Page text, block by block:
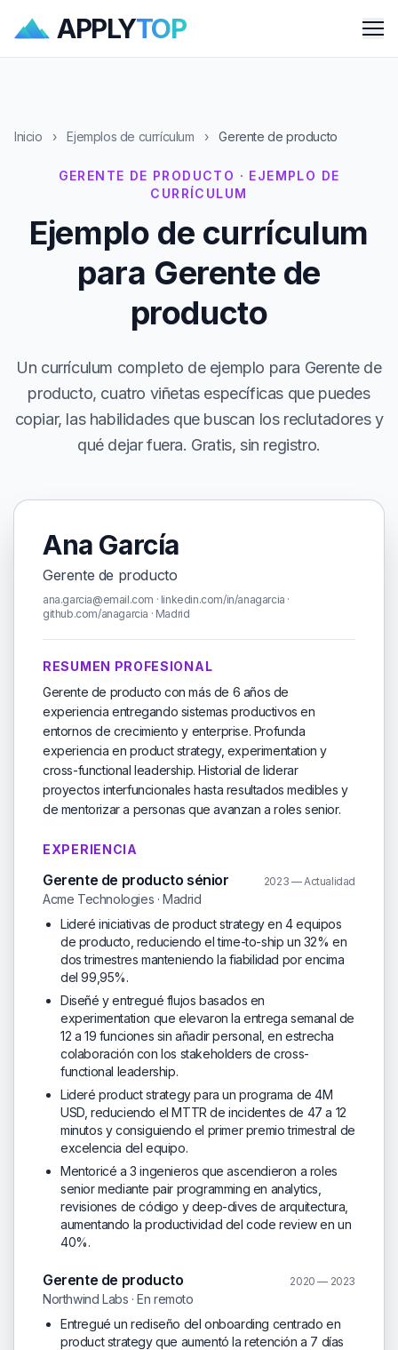
APPLYTOP
Inicio › Ejemplos de currículum › Gerente de producto
GERENTE DE PRODUCTO · EJEMPLO DE
CURRÍCULUM
Ejemplo de currículum
para Gerente de
producto
Un currículum completo de ejemplo para Gerente de
producto, cuatro viñetas específicas que puedes
copiar, las habilidades que buscan los reclutadores y
qué dejar fuera. Gratis, sin registro.
Ana García
Gerente de producto
ana.garcia@email.com · linkedin.com/in/anagarcia ·
github.com/anagarcia · Madrid
RESUMEN PROFESIONAL
Gerente de producto con más de 6 años de
experiencia entregando sistemas productivos en
entornos de crecimiento y enterprise. Profunda
experiencia en product strategy, experimentation y
cross-functional leadership. Historial de liderar
proyectos interfuncionales hasta resultados medibles y
de mentorizar a personas que avanzan a roles senior.
EXPERIENCIA
Gerente de producto sénior 2023 — Actualidad
Acme Technologies · Madrid
Lideré iniciativas de product strategy en 4 equipos
de producto, reduciendo el time-to-ship un 32% en
dos trimestres manteniendo la fiabilidad por encima
del 99,95%.
Diseñé y entregué flujos basados en
experimentation que elevaron la entrega semanal de
12 a 19 funciones sin añadir personal, en estrecha
colaboración con los stakeholders de cross-
functional leadership.
Lideré product strategy para un programa de 4M
USD, reduciendo el MTTR de incidentes de 47 a 12
minutos y consiguiendo el primer premio trimestral de
excelencia del equipo.
Mentoricé a 3 ingenieros que ascendieron a roles
senior mediante pair programming en analytics,
revisiones de código y deep-dives de arquitectura,
aumentando la productividad del code review en un
40%.
Gerente de producto 2020 — 2023
Northwind Labs · En remoto
Entregué un rediseño del onboarding centrado en
product strategy que aumentó la retención a 7 días